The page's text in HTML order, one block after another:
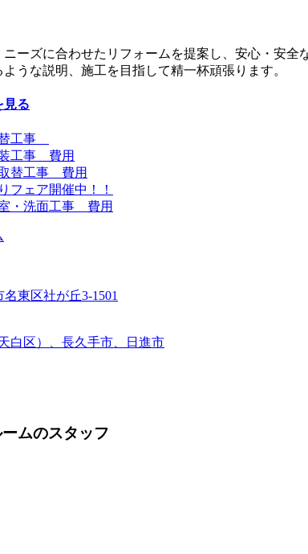
ーズに合わせたリフォームを提案し、安心・安全
うな説明、施工を目指して精一杯頑張ります。
見る
工事
工事 費用
替工事 費用
ェア開催中！！
・洗面工事 費用
東区社が丘3-1501
白区）、長久手市、日進市
ムのスタッフ